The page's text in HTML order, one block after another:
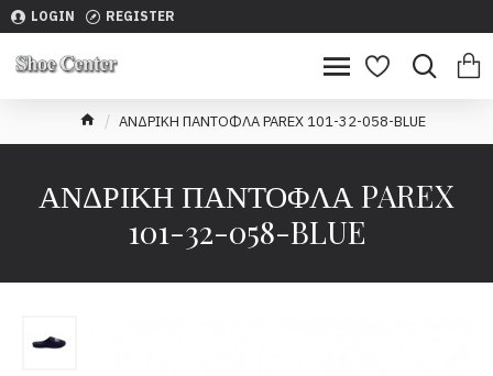
LOGIN REGISTER
ΑΝΔΡΙΚΗ ΠΑΝΤΟΦΛΑ PAREX 101-32-058-BLUE
ΑΝΔΡΙΚΗ ΠΑΝΤΟΦΛΑ PAREX
101-32-058-BLUE